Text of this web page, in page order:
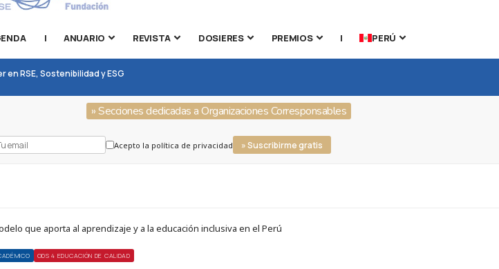
| ANUARIO REVISTA DOSIERES PREMIOS | PERÚ
RSE, Sostenibilidad y ESG
» Secciones dedicadas a Organizaciones Corresponsables
Acepto la política de privacidad » Suscribirme gratis
que aporta al aprendizaje y a la educación inclusiva en el Perú
ODS 4 EDUCACIÓN DE CALIDAD